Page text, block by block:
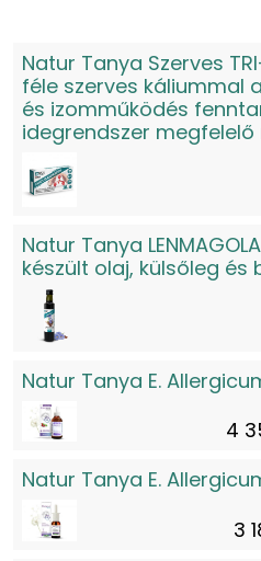
Natur Tanya Szerves
féle szerves káliummal
és izomműködés
idegrendszer megfelelő
Natur Tanya
készült olaj, külsőleg és
Natur Tanya E.
4
Natur Tanya E.
3